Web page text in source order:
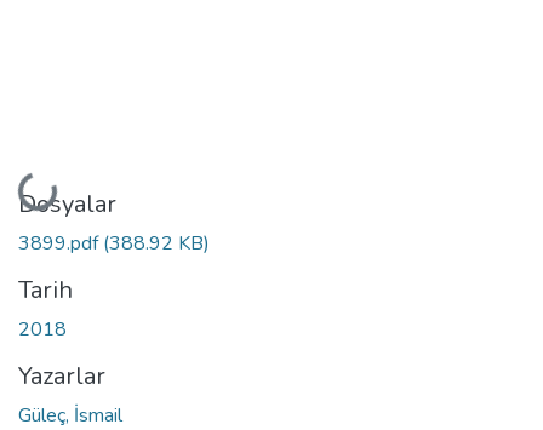
Yükleniyor...
Dosyalar
3899.pdf(388.92 KB)
Tarih
2018
Yazarlar
Güleç, İsmail